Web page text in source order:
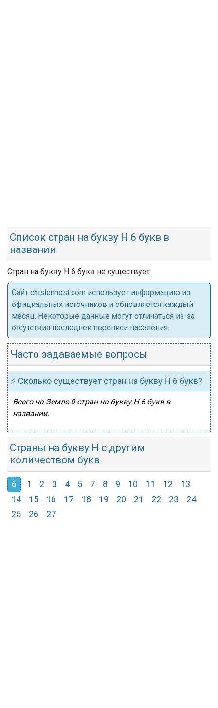
Список стран на букву Н 6 букв в
названии
Стран на букву Н 6 букв не существует.
Cайт chislennost.com использует информацию из
официальных источников и обновляется каждый
месяц. Некоторые данные могут отличаться из-за
отсутствия последней переписи населения.
Часто задаваемые вопросы
⚡ Сколько существует стран на букву Н 6 букв?
Всего на Земле 0 стран на букву Н 6 букв в
названии.
Страны на букву Н с другим
количеством букв
6 1 2 3 4 5 7 8 9 10 11 12
13
14
15 16 17 18 19 20 21 22 23
24
25
26 27